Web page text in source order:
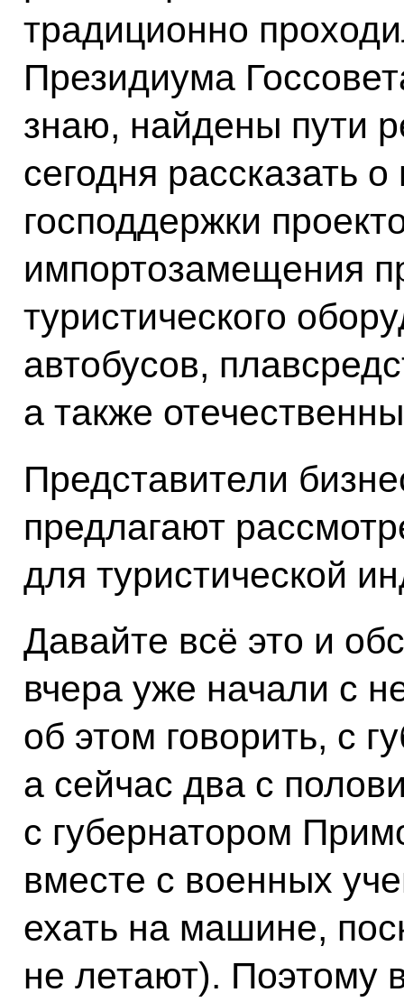
традиционно
Президиума
знаю, найдены пути
сегодня рассказать
господдержки
импортозамещения
туристического
автобусов,
а также
Представители
предлагают
для туристической
Давайте всё это и
вчера уже начали с
об этом говорить, с
а сейчас два с
с губернатором
вместе с военных
ехать на машине,
не летают). Поэтому